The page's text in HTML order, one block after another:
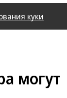
куки
могут